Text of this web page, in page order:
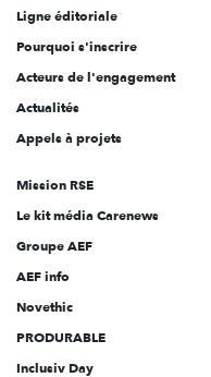
Ligne éditoriale
Pourquoi s'inscrire
Acteurs de l'engagement
Actualités
Appels à projets
Mission RSE
Le kit média Carenews
Groupe AEF
AEF info
Novethic
PRODURABLE
Inclusiv Day